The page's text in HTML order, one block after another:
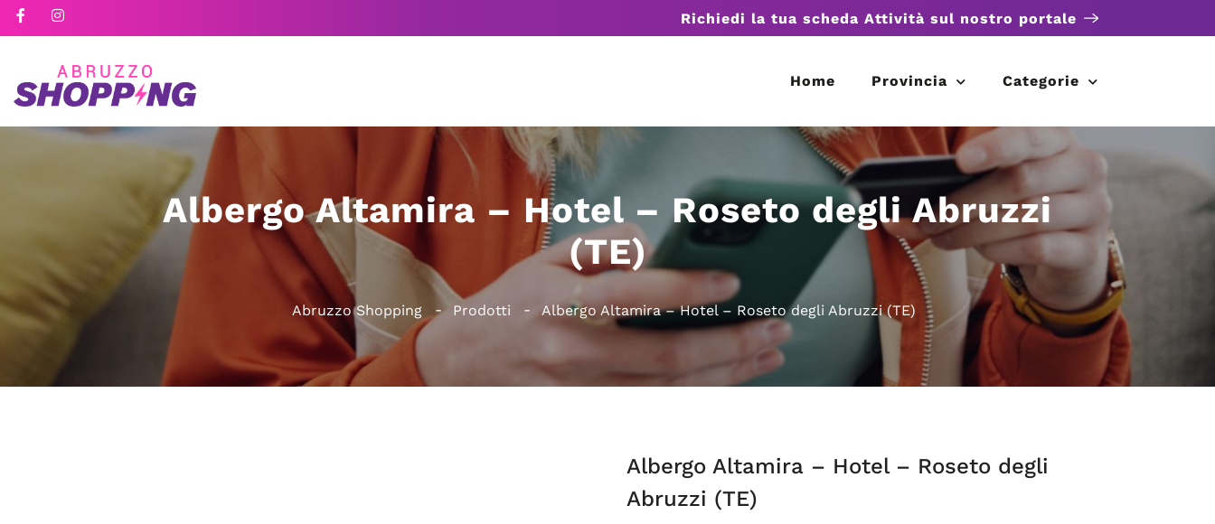
Richiedi la tua scheda Attività sul nostro portale
Home Provincia Categorie
Albergo Altamira – Hotel – Roseto degli Abruzzi
(TE)
Abruzzo Shopping Prodotti Albergo Altamira – Hotel – Roseto degli Abruzzi (TE)
Albergo Altamira – Hotel – Roseto degli
Abruzzi (TE)